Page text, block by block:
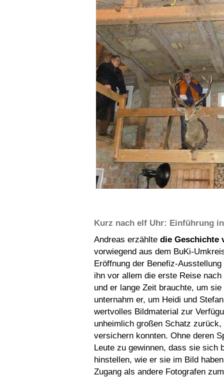
Kurz nach elf Uhr: Einführung
Andreas erzählte die Geschichte
vorwiegend aus dem BuKi-
Eröffnung der Benefiz-
ihn vor allem die erste Reise
und er lange Zeit brauchte, um
unternahm er, um Heidi und
wertvolles Bildmaterial zur
unheimlich großen Schatz
versichern konnten. Ohne deren
Leute zu gewinnen, dass sie sich
hinstellen, wie er sie im Bild
Zugang als andere Fotografen